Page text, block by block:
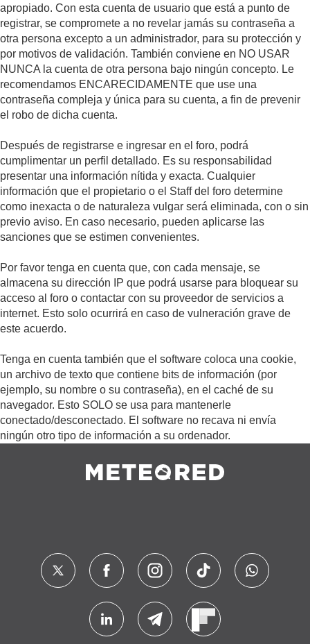
apropiado. Con esta cuenta de usuario que está a punto de
registrar, se compromete a no revelar jamás su contraseña a
otra persona excepto a un administrador, para su protección y
por motivos de validación. También conviene en NO USAR
NUNCA la cuenta de otra persona bajo ningún concepto. Le
recomendamos ENCARECIDAMENTE que use una
contraseña compleja y única para su cuenta, a fin de prevenir
el robo de dicha cuenta.
Después de registrarse e ingresar en el foro, podrá
cumplimentar un perfil detallado. Es su responsabilidad
presentar una información nítida y exacta. Cualquier
información que el propietario o el Staff del foro determine
como inexacta o de naturaleza vulgar será eliminada, con o sin
previo aviso. En caso necesario, pueden aplicarse las
sanciones que se estimen convenientes.
Por favor tenga en cuenta que, con cada mensaje, se
almacena su dirección IP que podrá usarse para bloquear su
acceso al foro o contactar con su proveedor de servicios a
internet. Esto solo ocurrirá en caso de vulneración grave de
este acuerdo.
Tenga en cuenta también que el software coloca una cookie,
un archivo de texto que contiene bits de información (por
ejemplo, su nombre o su contraseña), en el caché de su
navegador. Esto SOLO se usa para mantenerle
conectado/desconectado. El software no recava ni envía
ningún otro tipo de información a su ordenador.